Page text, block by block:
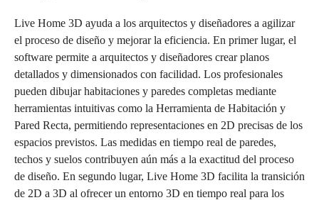
Live Home 3D ayuda a los arquitectos y diseñadores a agilizar
el proceso de diseño y mejorar la eficiencia. En primer lugar, el
software permite a arquitectos y diseñadores crear planos
detallados y dimensionados con facilidad. Los profesionales
pueden dibujar habitaciones y paredes completas mediante
herramientas intuitivas como la Herramienta de Habitación y
Pared Recta, permitiendo representaciones en 2D precisas de los
espacios previstos. Las medidas en tiempo real de paredes,
techos y suelos contribuyen aún más a la exactitud del proceso
de diseño. En segundo lugar, Live Home 3D facilita la transición
de 2D a 3D al ofrecer un entorno 3D en tiempo real para los